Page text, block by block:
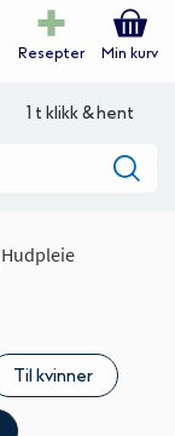
Resepter Min kurv
1 t klikk & hent
Hudpleie
Til kvinner